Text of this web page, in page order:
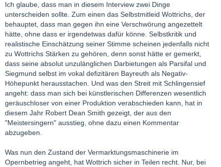
Ich glaube, dass man in diesem Interview zwei Dinge
unterscheiden sollte. Zum einen das Selbstmitleid Wottrichs, der
behauptet, dass man gegen ihn eine Verschwörung angezettelt
hätte, ohne dass er irgendetwas dafür könne. Selbstkritik und
realistische Einschätzung seiner Stimme scheinen jedenfalls nicht
zu Wottrichs Stärken zu gehören, denn sonst hätte er gemerkt,
dass seine absolut unzulänglichen Darbietungen als Parsifal und
Siegmund selbst im vokal defizitären Bayreuth als Negativ-
Höhepunkt herausstachen. Und was den Streit mit Schlingensief
angeht: dass man sich bei künstlerischen Differenzen wesentlich
geräuschloser von einer Produktion verabschieden kann, hat in
diesem Jahr Robert Dean Smith gezeigt, der aus den
"Meistersingern" ausstieg, ohne dazu einen Kommentar
abzugeben.
Was nun den Zustand der Vermarktungsmaschinerie im
Opernbetrieg angeht, hat Wottrich sicher in Teilen recht. Nur, bei